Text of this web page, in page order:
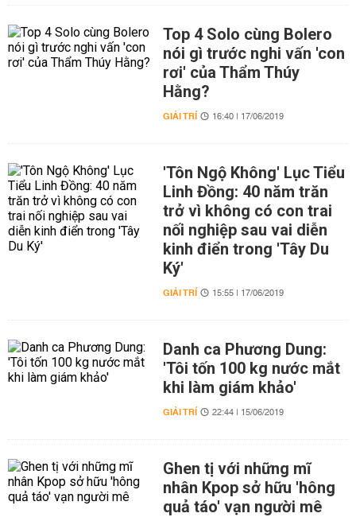
Top 4 Solo cùng Bolero
nói gì trước nghi vấn 'con
rơi' của Thẩm Thúy
Hằng?
GIẢI TRÍ 16:40 | 17/06/2019
'Tôn Ngộ Không' Lục Tiểu
Linh Đồng: 40 năm trăn
trở vì không có con trai
nối nghiệp sau vai diễn
kinh điển trong 'Tây Du
Ký'
GIẢI TRÍ 15:55 | 17/06/2019
Danh ca Phương Dung:
'Tôi tốn 100 kg nước mắt
khi làm giám khảo'
GIẢI TRÍ 22:44 | 15/06/2019
Ghen tị với những mĩ
nhân Kpop sở hữu 'hông
quả táo' vạn người mê